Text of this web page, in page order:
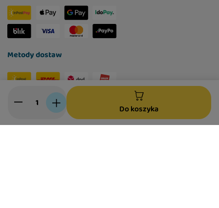
Do koszyka
Metody dostaw
Social media